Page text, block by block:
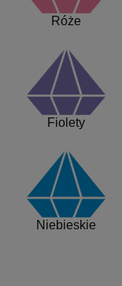
Róże
Fiolety
Niebieskie